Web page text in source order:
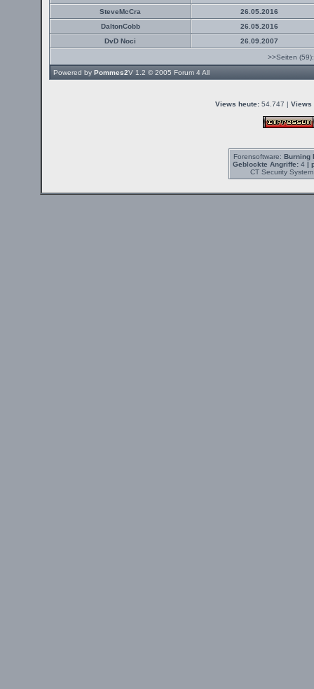
SteveMcCra
26.05.2016
DaltonCobb
26.05.2016
DvD Noci
26.09.2007
>>Seiten
Powered by Pommes2V 1.2 © 2005 Forum 4 All
Views heute: 54.747 | Views
Forensoftware: Burning
Geblockte Angriffe:4 |
CT Security